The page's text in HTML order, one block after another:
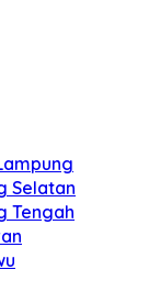
Selatan
Tengah